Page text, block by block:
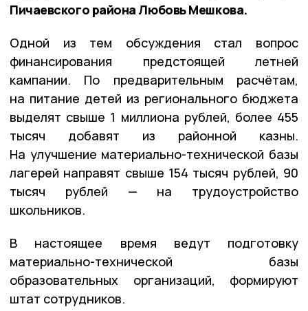
Пичаевского района Любовь Мешкова.
Одной из тем обсуждения стал вопрос
финансирования предстоящей летней
кампании. По предварительным расчётам,
на питание детей из регионального бюджета
выделят свыше 1 миллиона рублей, более 455
тысяч добавят из районной казны.
На улучшение материально-технической базы
лагерей направят свыше 154 тысяч рублей, 90
тысяч рублей — на трудоустройство
школьников.
В настоящее время ведут подготовку
материально-технической базы
образовательных организаций, формируют
штат сотрудников.